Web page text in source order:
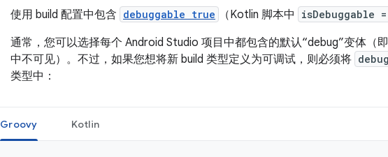
使用 build 配置中包含 debuggable true （Kotlin 脚本中 isDebuggable
通常，您可以选择每个 Android Studio 项目中都包含的默认“debug”变体（
中不可见）。不过，如果您想将新 build 类型定义为可调试，则必须将
类型中：
Groovy Kotlin